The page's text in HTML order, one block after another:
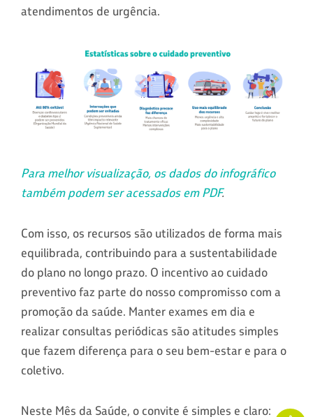
atendimentos de urgência.
Para melhor visualização, os dados do infográfico
também podem ser acessados em PDF.
Com isso, os recursos são utilizados de forma mais
equilibrada, contribuindo para a sustentabilidade
do plano no longo prazo. O incentivo ao cuidado
preventivo faz parte do nosso compromisso com a
promoção da saúde. Manter exames em dia e
realizar consultas periódicas são atitudes simples
que fazem diferença para o seu bem-estar e para o
coletivo.
Neste Mês da Saúde, o convite é simples e claro: